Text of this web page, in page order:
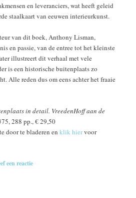
en leveranciers, wat heeft geleid
staalkaart van eeuwen interieurkunst.
van dit boek, Anthony Lisman,
en passie, van de entree tot het kleinste
illustreert dit verhaal met vele
is een historische buitenplaats zo
Alle reden dus om eens achter het fraaie
in detail. VreedenHoff aan de
288 pp., € 29,50
door te bladeren enklik hiervoor
een reactie